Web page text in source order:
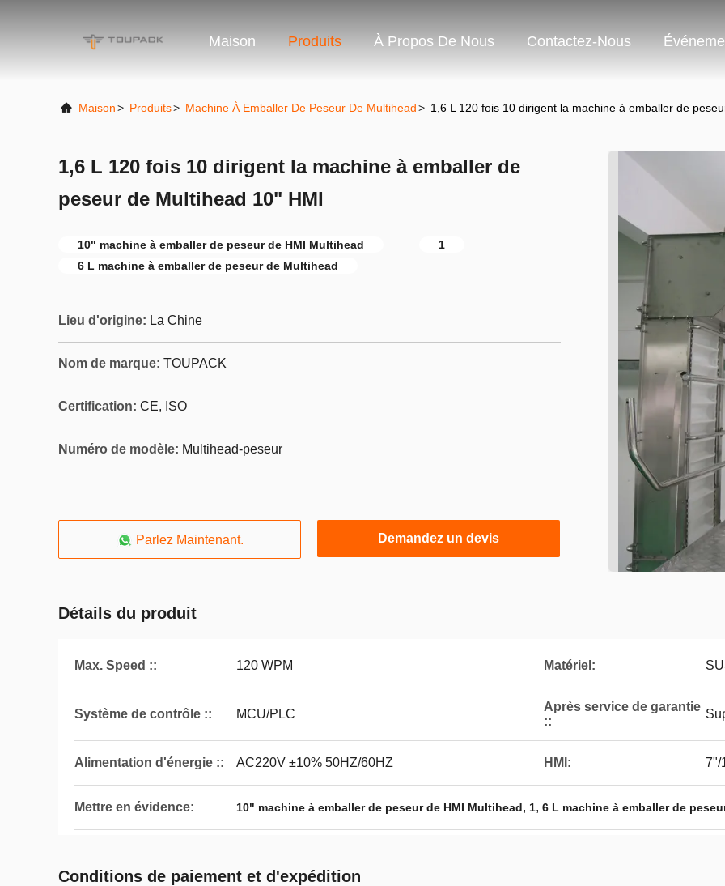
Maison Produits À Propos De Nous Contactez-Nous
Maison> Produits> Machine À Emballer De Peseur De Multihead> 1,6 L 120 fois 10 dirigent la machine à emballer de
1,6 L 120 fois 10 dirigent la machine à emballer de
peseur de Multihead 10" HMI
10" machine à emballer de peseur de HMI Multihead
1
6 L machine à emballer de peseur de Multihead
Lieu d'origine: La Chine
Nom de marque: TOUPACK
Certification: CE, ISO
Numéro de modèle: Multihead-peseur
Parlez Maintenant. Demandez un devis
Détails du produit
Max. Speed :: 120 WPM Matériel:
Système de contrôle :: MCU/PLC
Après service de garantie
::
Alimentation d'énergie :: AC220V ±10% 50HZ/60HZ HMI: 7"/
Mettre en évidence: 10" machine à emballer de peseur de HMI Multihead, 1, 6 L machine à emballer de
Conditions de paiement et d'expédition